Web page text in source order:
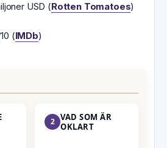
USD (Rotten Tomatoes)
(IMDb)
2 VAD SOM ÄR
OKLART